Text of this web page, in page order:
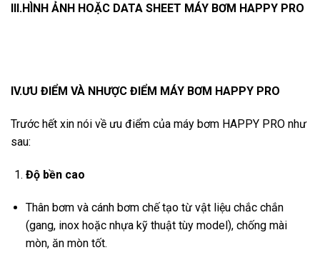
III.HÌNH ẢNH HOẶC DATA SHEET MÁY BƠM HAPPY PRO
IV.ƯU ĐIỂM VÀ NHƯỢC ĐIỂM MÁY BƠM HAPPY PRO
Trước hết xin nói về ưu điểm của máy bơm HAPPY PRO như
sau:
Độ bền cao
Thân bơm và cánh bơm chế tạo từ vật liệu chắc chắn
(gang, inox hoặc nhựa kỹ thuật tùy model), chống mài
mòn, ăn mòn tốt.